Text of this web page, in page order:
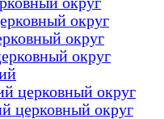
округ
округ
округ
церковный округ
церковный округ